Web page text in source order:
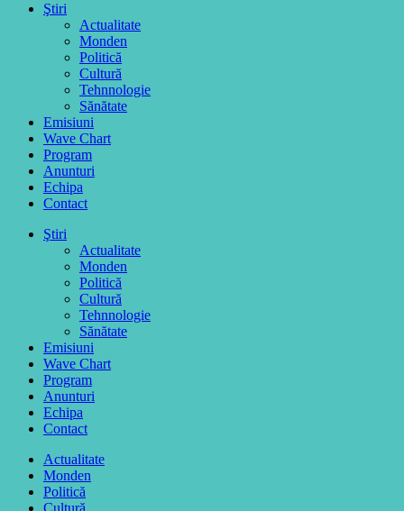
Ştiri
Actualitate
Monden
Politică
Cultură
Tehnnologie
Sănătate
Emisiuni
Wave Chart
Program
Anunturi
Echipa
Contact
Ştiri
Actualitate
Monden
Politică
Cultură
Tehnnologie
Sănătate
Emisiuni
Wave Chart
Program
Anunturi
Echipa
Contact
Actualitate
Monden
Politică